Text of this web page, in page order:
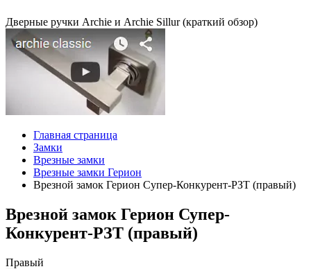
Дверные ручки Archie и Archie Sillur (краткий обзор)
Главная страница
Замки
Врезные замки
Врезные замки Герион
Врезной замок Герион Супер-Конкурент-РЗТ (правый)
Врезной замок Герион Супер-
Конкурент-РЗТ (правый)
Правый